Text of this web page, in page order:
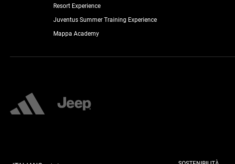
Resort Experience
Juventus Summer Training Experience
Mappa Academy